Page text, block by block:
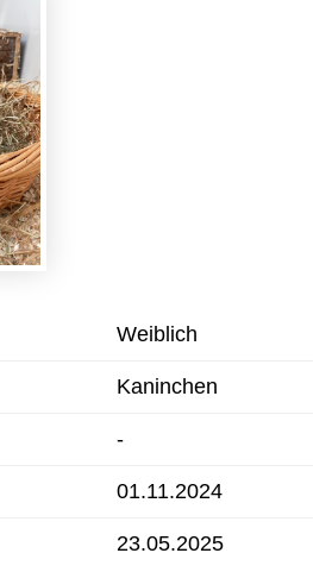
Weiblich
Kaninchen
-
01.11.2024
23.05.2025